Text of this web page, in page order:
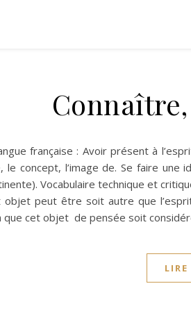
française : Avoir présent à
le concept, l’image de. Se faire
Vocabulaire technique et
peut être soit autre que
que cet objet de pensée soit